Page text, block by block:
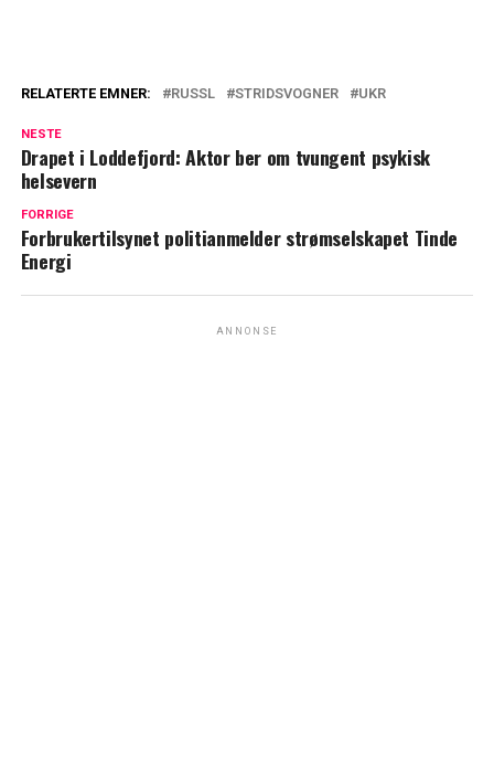
RELATERTE EMNER: RUSSL STRIDSVOGNER UKR
NESTE
Drapet i Loddefjord: Aktor ber om tvungent psykisk
helsevern
FORRIGE
Forbrukertilsynet politianmelder strømselskapet Tinde
Energi
ANNONSE